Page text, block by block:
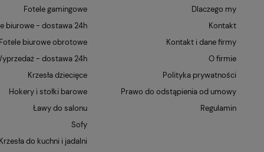
Fotele gamingowe
biurowe - dostawa 24h
Fotele biurowe obrotowe
- dostawa 24h
Krzesła dziecięce
Hokery i stołki barowe
Ławy do salonu
Sofy
Krzesła do kuchni i jadalni
Dlaczego my
Kontakt
Kontakt i dane firmy
O firmie
Polityka prywatności
Prawo do odstąpienia od umowy
Regulamin